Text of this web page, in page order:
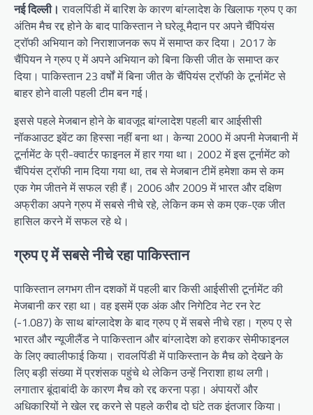
नई दिल्ली। रावलपिंडी में बारिश के कारण बांग्लादेश के खिलाफ ग्रुप ए का
अंतिम मैच रद्द होने के बाद पाकिस्तान ने घरेलू मैदान पर अपने चैंपियंस
ट्रॉफी अभियान को निराशाजनक रूप में समाप्त कर दिया। 2017 के
चैंपियन ने ग्रुप ए में अपने अभियान को बिना किसी जीत के समाप्त कर
दिया। पाकिस्तान 23 वर्षों में बिना जीत के चैंपियंस ट्रॉफी के टूर्नामेंट से
बाहर होने वाली पहली टीम बन गई।
इससे पहले मेजबान होने के बावजूद बांग्लादेश पहली बार आईसीसी
नॉकआउट इवेंट का हिस्सा नहीं बना था। केन्या 2000 में अपनी मेजबानी में
टूर्नामेंट के प्री-क्वार्टर फाइनल में हार गया था। 2002 में इस टूर्नामेंट को
चैंपियंस ट्रॉफी नाम दिया गया था, तब से मेजबान टीमें हमेशा कम से कम
एक गेम जीतने में सफल रही हैं। 2006 और 2009 में भारत और दक्षिण
अफ्रीका अपने ग्रुप में सबसे नीचे रहे, लेकिन कम से कम एक-एक जीत
हासिल करने में सफल रहे थे।
ग्रुप ए में सबसे नीचे रहा पाकिस्तान
पाकिस्तान लगभग तीन दशकों में पहली बार किसी आईसीसी टूर्नामेंट की
मेजबानी कर रहा था। वह इसमें एक अंक और निगेटिव नेट रन रेट
(-1.087) के साथ बांग्लादेश के बाद ग्रुप ए में सबसे नीचे रहा। ग्रुप ए से
भारत और न्यूजीलैंड ने पाकिस्तान और बांग्लादेश को हराकर सेमीफाइनल
के लिए क्वालीफाई किया। रावलपिंडी में पाकिस्तान के मैच को देखने के
लिए बड़ी संख्या में प्रशंसक पहुंचे थे लेकिन उन्हें निराशा हाथ लगी।
लगातार बूंदाबांदी के कारण मैच को रद्द करना पड़ा। अंपायरों और
अधिकारियों ने खेल रद्द करने से पहले करीब दो घंटे तक इंतजार किया।